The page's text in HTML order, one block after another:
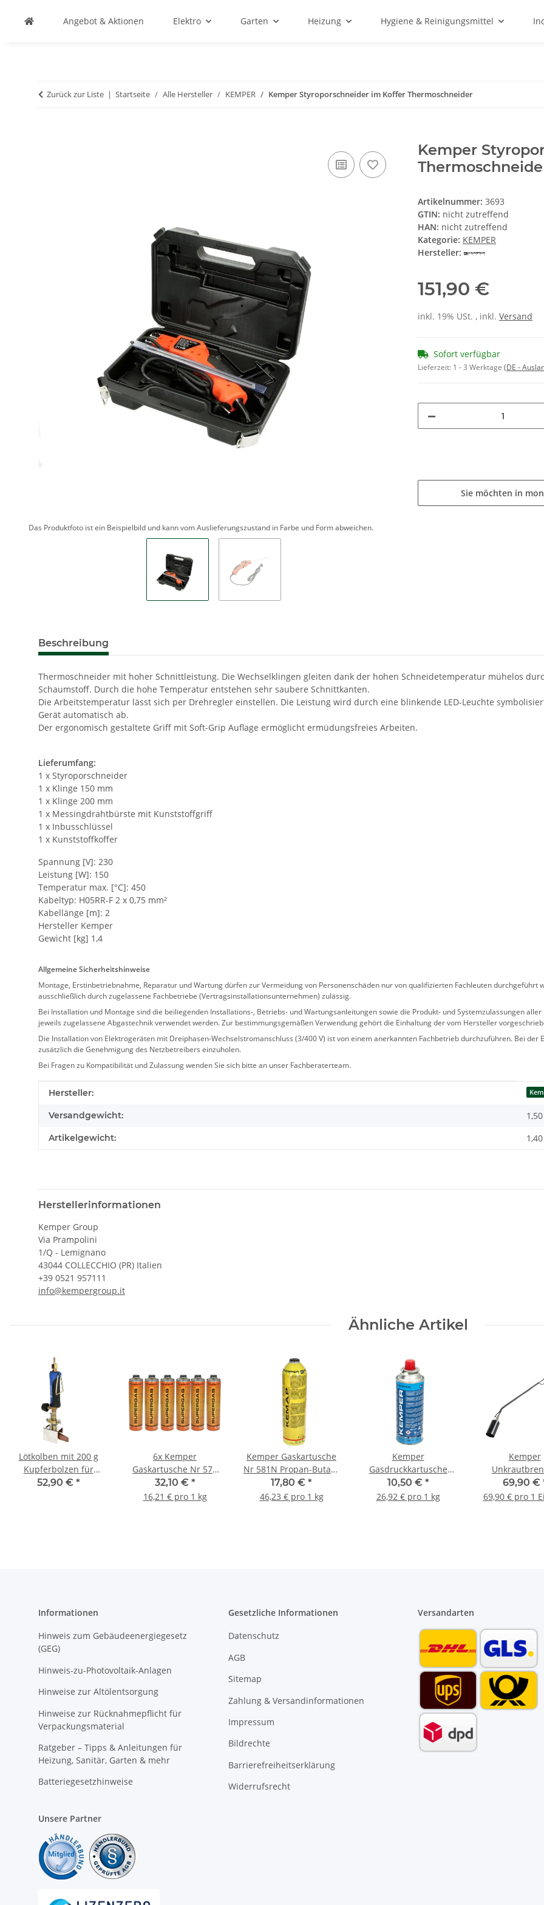
Angebot & Aktionen Elektro Garten Heizung Hygiene & Reinigungsmittel
Zurück zur Liste Startseite Alle Hersteller KEMPER Kemper Styroporschneider im Koffer Thermoschneider
Das Produktfoto ist ein Beispielbild und kann vom Auslieferungszustand in Farbe und Form abweichen.
Kemper
Artikelnummer: 3693
GTIN: nicht zutreffend
HAN: nicht zutreffend
Kategorie: KEMPER
Hersteller:
151,90 €
inkl. 19% USt. , inkl. Versand
Sofort verfügbar
Lieferzeit: 1 - 3 Werktage (DE -
Sie möchten in
Beschreibung
Thermoschneider mit hoher Schnittleistung. Die Wechselklingen gleiten dank der hohen Schneidetemperatur mühelos
Schaumstoff. Durch die hohe Temperatur entstehen sehr saubere Schnittkanten.
Die Arbeitstemperatur lässt sich per Drehregler einstellen. Die Leistung wird durch eine blinkende LED-Leuchte
Gerät automatisch ab.
Der ergonomisch gestaltete Griff mit Soft-Grip Auflage ermöglicht ermüdungsfreies Arbeiten.
Lieferumfang:
1 x Styroporschneider
1 x Klinge 150 mm
1 x Klinge 200 mm
1 x Messingdrahtbürste mit Kunststoffgriff
1 x Inbusschlüssel
1 x Kunststoffkoffer
Spannung [V]: 230
Leistung [W]: 150
Temperatur max. [°C]: 450
Kabeltyp: H05RR-F 2 x 0,75 mm²
Kabellänge [m]: 2
Hersteller Kemper
Gewicht [kg] 1,4
Allgemeine Sicherheitshinweise
Montage, Erstinbetriebnahme, Reparatur und Wartung dürfen zur Vermeidung von Personenschäden nur von qualifizierten Fachleuten durchgeführt
ausschließlich durch zugelassene Fachbetriebe (Vertragsinstallationsunternehmen) zulässig.
Bei Installation und Montage sind die beiliegenden Installations-, Betriebs- und Wartungsanleitungen sowie die Produkt- und Systemzulassungen
jeweils zugelassene Abgastechnik verwendet werden. Zur bestimmungsgemäßen Verwendung gehört die Einhaltung der vom Hersteller
Die Installation von Elektrogeräten mit Dreiphasen-Wechselstromanschluss (3/400 V) ist von einem anerkannten Fachbetrieb durchzuführen. Bei
zusätzlich die Genehmigung des Netzbetreibers einzuholen.
Bei Fragen zu Kompatibilität und Zulassung wenden Sie sich bitte an unser Fachberaterteam.
Produkteigenschaft
Wert
Hersteller:
Versandgewicht:
Artikelgewicht: 1,40
Herstellerinformationen
Kemper Group
Via Prampolini
1/Q - Lemignano
43044 COLLECCHIO (PR) Italien
+39 0521 957111
info@kempergroup.it
Ähnliche Artikel
Lötkolben mit 200 g
Kupferbolzen für
Dachrinnenarbeiten
52,90 € *
6x Kemper
Gaskartusche Nr 575
bis 1800 °C Lötgas 30%
Propan 70% Butan
32,10 € *
16,21 € pro 1 kg
Kemper Gaskartusche
Nr 581N Propan-Butan-
Gasgemisch bis 3.300
°C 750ml 385g
17,80 € *
46,23 € pro 1 kg
Kemper
Gasdruckkartusche
Butan Nr 577
Unkrautbrenner
10,50 € *
26,92 € pro 1 kg
Kemper
69,90 €
69,90 € pro 1
Informationen
Hinweis zum Gebäudeenergiegesetz
(GEG)
Hinweis-zu-Photovoltaik-Anlagen
Hinweise zur Altölentsorgung
Hinweise zur Rücknahmepflicht für
Verpackungsmaterial
Ratgeber – Tipps & Anleitungen für
Heizung, Sanitär, Garten & mehr
Batteriegesetzhinweise
Gesetzliche Informationen
Datenschutz
AGB
Sitemap
Zahlung & Versandinformationen
Impressum
Bildrechte
Barrierefreiheitserklärung
Widerrufsrecht
Versandarten
Unsere Partner